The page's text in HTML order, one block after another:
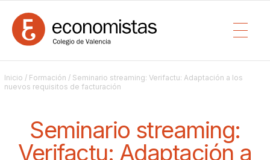
Inicio / Formación / Seminario streaming: Verifactu: Adaptación a los
nuevos requisitos de facturación
Seminario streaming:
Verifactu: Adaptación a